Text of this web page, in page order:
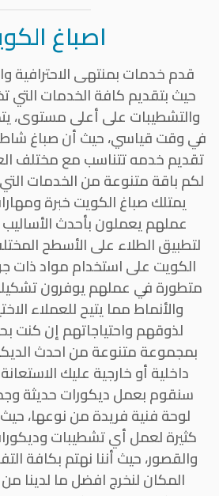
اصباغ
قدم خدمات بمنتهى الاحترافية
حيث بتقديم كافة الخدمات التي
والتشطيبات على أعلى مستوى،
في وقت قياسي، حيث أن صباغ
تقديم خدمه تتناسب مع مختلف
لكم باقة متنوعة من الخدمات
يمتلك صباغ الكويت خبرة
عملهم يعملون بأحدث الأساليب
لتطبيق الطلاء على الأسطح
الكويت على استخدام مواد ذات
متطورة في عملهم يوفرون
والأنماط مما يتيح للعملاء
لذوقهم واحتياجاتهم إن كنت
بمجموعة متنوعة من احدث
داخلية أو خارجية عليك
سنقوم بعمل ديكورات حديثة
لوحة فنية فريدة من نوعها، حيث
كثيرة لعمل أي تشطيبات
والقصور، حيث أننا نهتم بكافة
المكان لنخرج افضل ما